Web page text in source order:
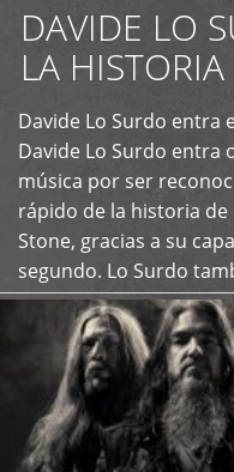
DAVIDE LO
LA
Davide Lo Surdo entra
Davide Lo Surdo entra
música por ser
rápido de la historia
Stone, gracias a su
segundo. Lo Surdo